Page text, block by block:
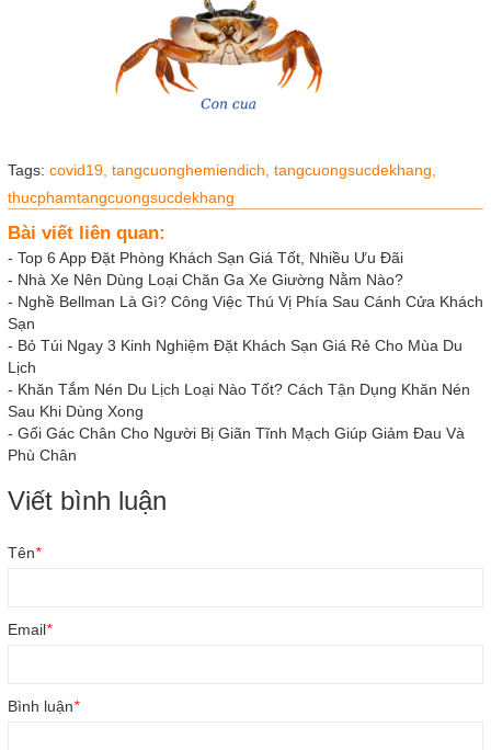
Tags: covid19, tangcuonghemiendich, tangcuongsucdekhang,
thucphamtangcuongsucdekhang
Bài viết liên quan:
- Top 6 App Đặt Phòng Khách Sạn Giá Tốt, Nhiều Ưu Đãi
- Nhà Xe Nên Dùng Loại Chăn Ga Xe Giường Nằm Nào?
- Nghề Bellman Là Gì? Công Việc Thú Vị Phía Sau Cánh Cửa Khách
Sạn
- Bỏ Túi Ngay 3 Kinh Nghiệm Đặt Khách Sạn Giá Rẻ Cho Mùa Du
Lịch
- Khăn Tắm Nén Du Lịch Loại Nào Tốt? Cách Tận Dụng Khăn Nén
Sau Khi Dùng Xong
- Gối Gác Chân Cho Người Bị Giãn Tĩnh Mạch Giúp Giảm Đau Và
Phù Chân
Viết bình luận
Tên*
Email*
Bình luận*